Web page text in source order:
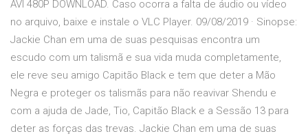
AVI 480P DOWNLOAD. Caso ocorra a falta de áudio ou vídeo
no arquivo, baixe e instale o VLC Player. 09/08/2019 · Sinopse:
Jackie Chan em uma de suas pesquisas encontra um
escudo com um talismã e sua vida muda completamente,
ele reve seu amigo Capitão Black e tem que deter a Mão
Negra e proteger os talismãs para não reavivar Shendu e
com a ajuda de Jade, Tio, Capitão Black e a Sessão 13 para
deter as forças das trevas. Jackie Chan em uma de suas